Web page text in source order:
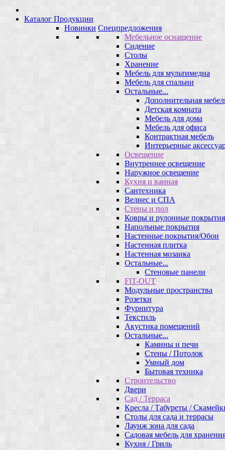
Каталог Продукции
Новинки Спецпредложения
Мебельное оснащение
Сидение
Столы
Хранение
Мебель для мультимедиа
Мебель для спальни
Остальные...
Дополнительная
Детская комната
Мебель для дома
Мебель для офиса
Контрактная мебель
Интерьерные
Освещение
Внутреннее освещение
Наружное освещение
Кухня и ванная
Сантехника
Велнес и СПА
Стены и пол
Ковры и рулонные покрытия
Напольные покрытия
Настенные покрытия/Обои
Настенная плитка
Настенная мозаика
Остальные...
Стеновые панели
FIT-OUT
Модульные пространства
Розетки
Фурнитура
Текстиль
Акустика помещений
Остальные...
Камины и печи
Стены / Потолок
Умный дом
Бытовая техника
Строительство
Двери
Сад / Терраса
Кресла / Табуреты /
Столы для сада и террасы
Лаунж зона для сада
Садовая мебель для
Кухня / Гриль